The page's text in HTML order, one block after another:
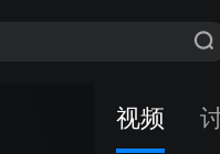
视频